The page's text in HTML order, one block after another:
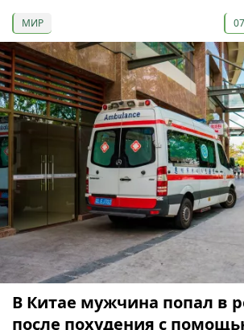
МИР
В Китае мужчина попал в
после похудения с